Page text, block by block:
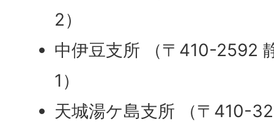
2）
中伊豆支所 （〒410-2592
1）
天城湯ケ島支所 （〒410-